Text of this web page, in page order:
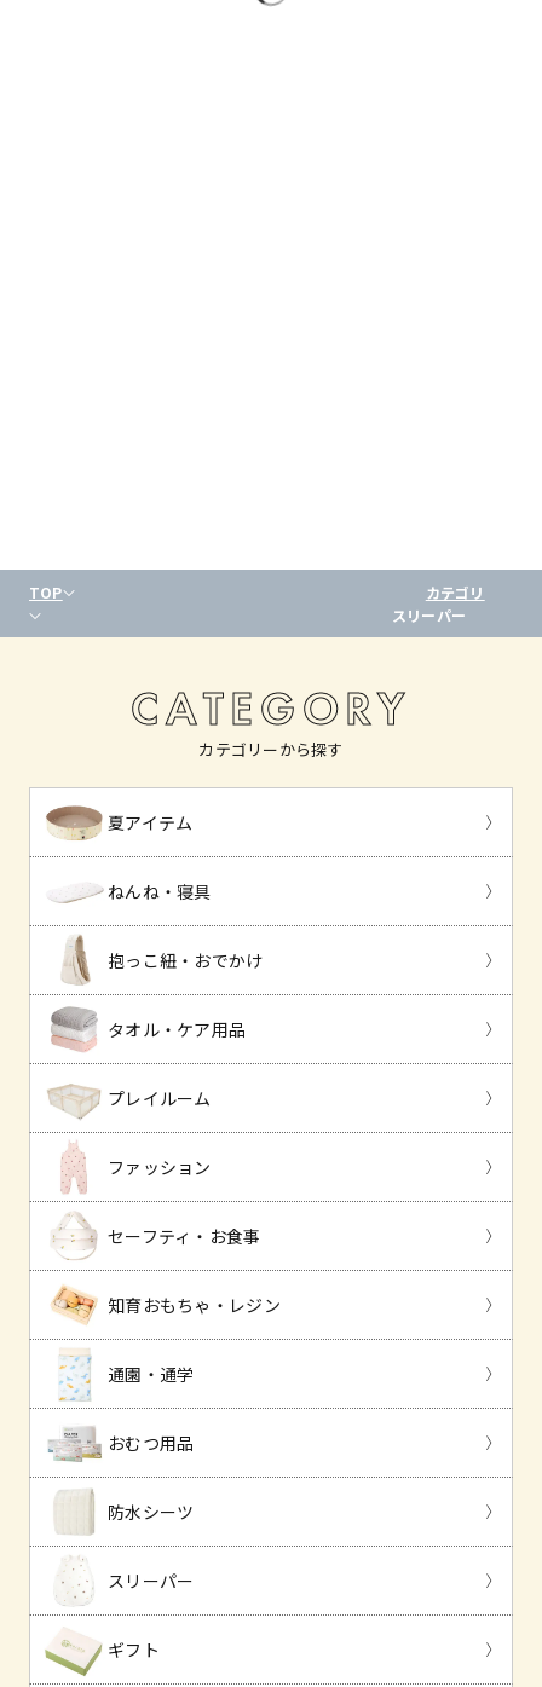
TOP
カテゴリ
スリーパー
CATEGORY
カテゴリーから探す
夏アイテム
ねんね・寝具
抱っこ紐・おでかけ
タオル・ケア用品
プレイルーム
ファッション
セーフティ・お食事
知育おもちゃ・レジン
通園・通学
おむつ用品
防水シーツ
スリーパー
ギフト